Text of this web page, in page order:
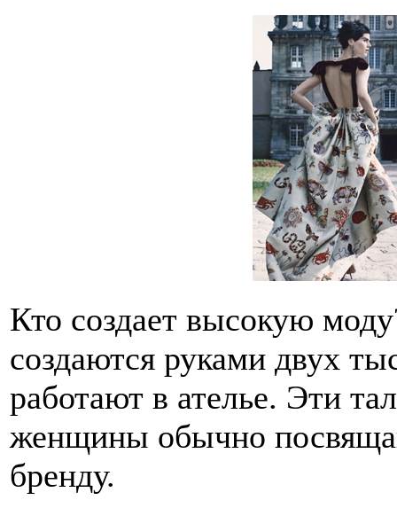
Кто создает высокую
создаются руками двух
работают в ателье. Эти
женщины обычно
бренду.